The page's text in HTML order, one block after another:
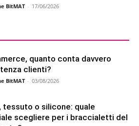
BitMAT - 17/06/2026
quanto conta davvero
clienti?
BitMAT - 03/08/2026
tessuto o silicone: quale
scegliere per i braccialetti del